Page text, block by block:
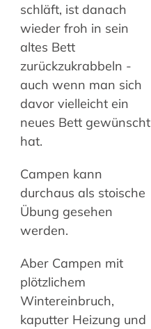
schläft, ist danach
wieder froh in sein
altes Bett
zurückzukrabbeln -
auch wenn man sich
davor vielleicht ein
neues Bett gewünscht
hat.
Campen kann
durchaus als stoische
Übung gesehen
werden.
Aber Campen mit
plötzlichem
Wintereinbruch,
kaputter Heizung und